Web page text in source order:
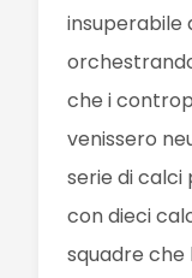
insuperabile
che i
venissero
serie di calci
con dieci
squadre